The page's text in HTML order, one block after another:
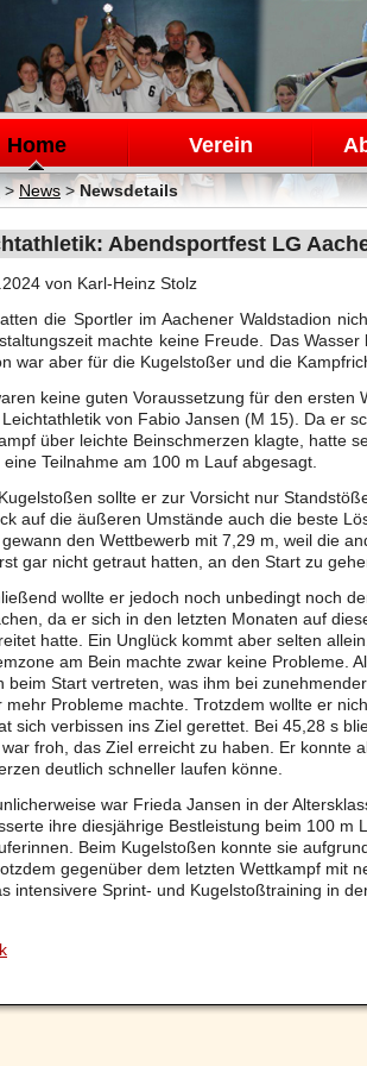
Home Verein
> News>Newsdetails
Abendsportfest LG
von Karl-Heinz Stolz
die Sportler im Aachener Waldstadion
machte keine Freude. Das
war aber für die Kugelstoßer und die
keine guten Voraussetzung für den ersten
von Fabio Jansen (M 15). Da er
über leichte Beinschmerzen klagte, hatte
eine Teilnahme am 100 m Lauf abgesagt.
sollte er zur Vorsicht nur
auf die äußeren Umstände auch die beste
den Wettbewerb mit 7,29 m, weil die
gar nicht getraut hatten, an den Start zu
wollte er jedoch noch unbedingt noch
da er sich in den letzten Monaten auf
hatte. Ein Unglück kommt aber selten
am Bein machte zwar keine Probleme.
beim Start vertreten, was ihm bei
mehr Probleme machte. Trotzdem wollte er
sich verbissen ins Ziel gerettet. Bei 45,28 s
froh, das Ziel erreicht zu haben. Er konnte
deutlich schneller laufen könne.
war Frieda Jansen in der
ihre diesjährige Bestleistung beim 100 m
Beim Kugelstoßen konnte sie
gegenüber dem letzten Wettkampf mit
intensivere Sprint- und Kugelstoßtraining in